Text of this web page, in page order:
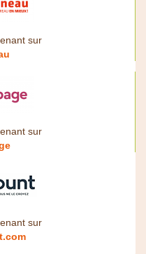
sur
sur
sur